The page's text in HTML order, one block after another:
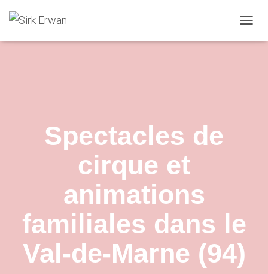
Spectacles de
cirque et
animations
familiales dans le
Val-de-Marne (94)